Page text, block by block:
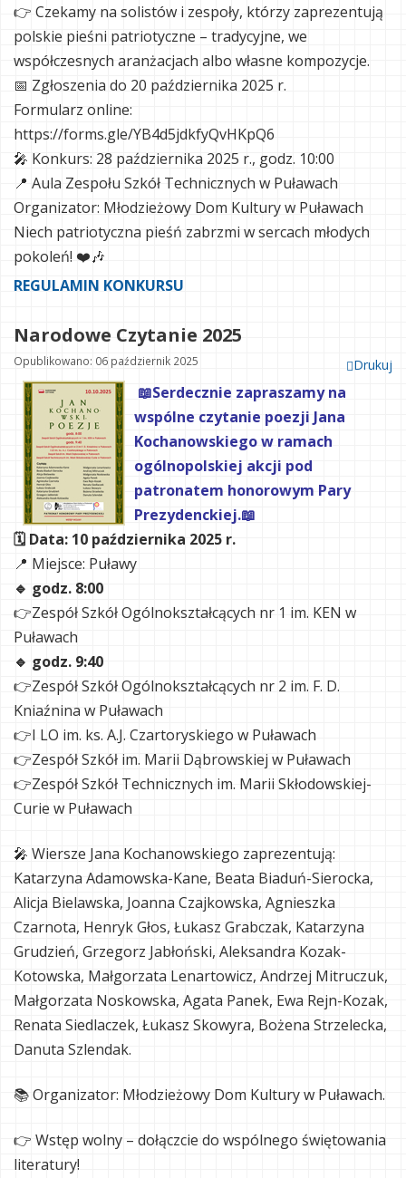
👉 Czekamy na solistów i zespoły, którzy zaprezentują
polskie pieśni patriotyczne – tradycyjne, we
współczesnych aranżacjach albo własne kompozycje.
📅 Zgłoszenia do 20 października 2025 r.
Formularz online:
https://forms.gle/YB4d5jdkfyQvHKpQ6
🎤 Konkurs: 28 października 2025 r., godz. 10:00
📍 Aula Zespołu Szkół Technicznych w Puławach
Organizator: Młodzieżowy Dom Kultury w Puławach
Niech patriotyczna pieśń zabrzmi w sercach młodych
pokoleń! ❤️🎶
REGULAMIN KONKURSU
Narodowe Czytanie 2025
Drukuj
Opublikowano: 06 październik 2025
📖Serdecznie zapraszamy na
wspólne czytanie poezji Jana
Kochanowskiego w ramach
ogólnopolskiej akcji pod
patronatem honorowym Pary
Prezydenckiej.📖
🗓 Data: 10 października 2025 r.
📍 Miejsce: Puławy
🔹 godz. 8:00
👉Zespół Szkół Ogólnokształcących nr 1 im. KEN w
Puławach
🔹 godz. 9:40
👉Zespół Szkół Ogólnokształcących nr 2 im. F. D.
Kniaźnina w Puławach
👉I LO im. ks. A.J. Czartoryskiego w Puławach
👉Zespół Szkół im. Marii Dąbrowskiej w Puławach
👉Zespół Szkół Technicznych im. Marii Skłodowskiej-
Curie w Puławach
🎤 Wiersze Jana Kochanowskiego zaprezentują:
Katarzyna Adamowska-Kane, Beata Biaduń-Sierocka,
Alicja Bielawska, Joanna Czajkowska, Agnieszka
Czarnota, Henryk Głos, Łukasz Grabczak, Katarzyna
Grudzień, Grzegorz Jabłoński, Aleksandra Kozak-
Kotowska, Małgorzata Lenartowicz, Andrzej Mitruczuk,
Małgorzata Noskowska, Agata Panek, Ewa Rejn-Kozak,
Renata Siedlaczek, Łukasz Skowyra, Bożena Strzelecka,
Danuta Szlendak.
📚 Organizator: Młodzieżowy Dom Kultury w Puławach.
👉 Wstęp wolny – dołączcie do wspólnego świętowania
literatury!